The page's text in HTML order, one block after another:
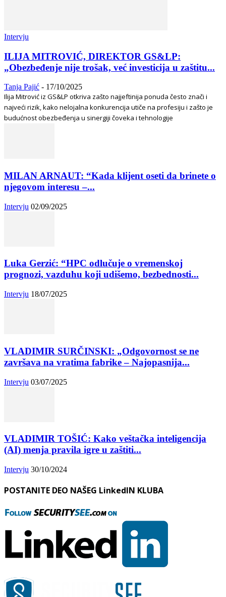
Intervju
ILIJA MITROVIĆ, DIREKTOR GS&LP:
„Obezbeđenje nije trošak, već investicija u zaštitu...
Tanja Pajić - 17/10/2025
Ilija Mitrović iz GS&LP otkriva zašto najjeftinija ponuda često znači i
najveći rizik, kako nelojalna konkurencija utiče na profesiju i zašto je
budućnost obezbeđenja u sinergiji čoveka i tehnologije
MILAN ARNAUT: “Kada klijent oseti da brinete o
njegovom interesu –...
Intervju 02/09/2025
Luka Gerzić: “HPC odlučuje o vremenskoj
prognozi, vazduhu koji udišemo, bezbednosti...
Intervju 18/07/2025
VLADIMIR SURČINSKI: „Odgovornost se ne
završava na vratima fabrike – Najopasnija...
Intervju 03/07/2025
VLADIMIR TOŠIĆ: Kako veštačka inteligencija
(AI) menja pravila igre u zaštiti...
Intervju 30/10/2024
POSTANITE DEO NAŠEG LinkedIN KLUBA